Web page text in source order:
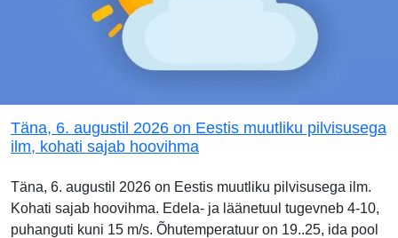
Täna, 6. augustil 2026 on Eestis muutliku pilvisusega
ilm, kohati sajab hoovihma
Täna, 6. augustil 2026 on Eestis muutliku pilvisusega ilm.
Kohati sajab hoovihma. Edela- ja läänetuul tugevneb 4-10,
puhanguti kuni 15 m/s. Õhutemperatuur on 19..25, ida pool